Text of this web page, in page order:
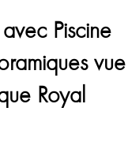
Piscine
vue
Royal